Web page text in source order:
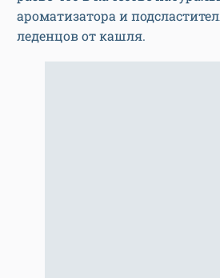
ароматизатора и
леденцов от кашля.